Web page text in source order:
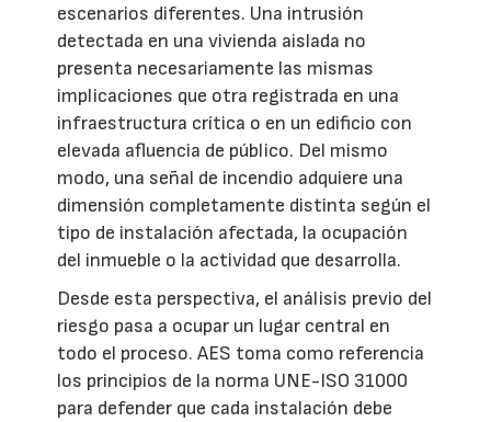
escenarios diferentes. Una intrusión
detectada en una vivienda aislada no
presenta necesariamente las mismas
implicaciones que otra registrada en una
infraestructura crítica o en un edificio con
elevada afluencia de público. Del mismo
modo, una señal de incendio adquiere una
dimensión completamente distinta según el
tipo de instalación afectada, la ocupación
del inmueble o la actividad que desarrolla.
Desde esta perspectiva, el análisis previo del
riesgo pasa a ocupar un lugar central en
todo el proceso. AES toma como referencia
los principios de la norma UNE-ISO 31000
para defender que cada instalación debe